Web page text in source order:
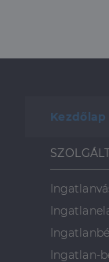
Kezdőlap
Ingatlan-